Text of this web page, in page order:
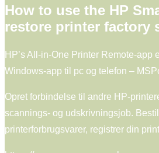
How to use the HP
restore printer factory
HP’s All-in-One Printer Remote-app
Windows-app til pc og telefon –
Opret forbindelse til andre HP-
scannings- og udskrivningsjob.
printerforbrugsvarer, registrer din